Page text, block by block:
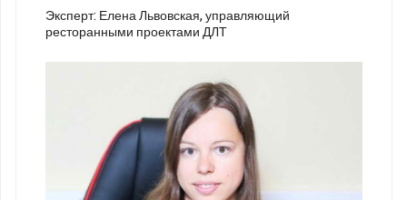
Эксперт: Елена Львовская, управляющий
ресторанными проектами ДЛТ